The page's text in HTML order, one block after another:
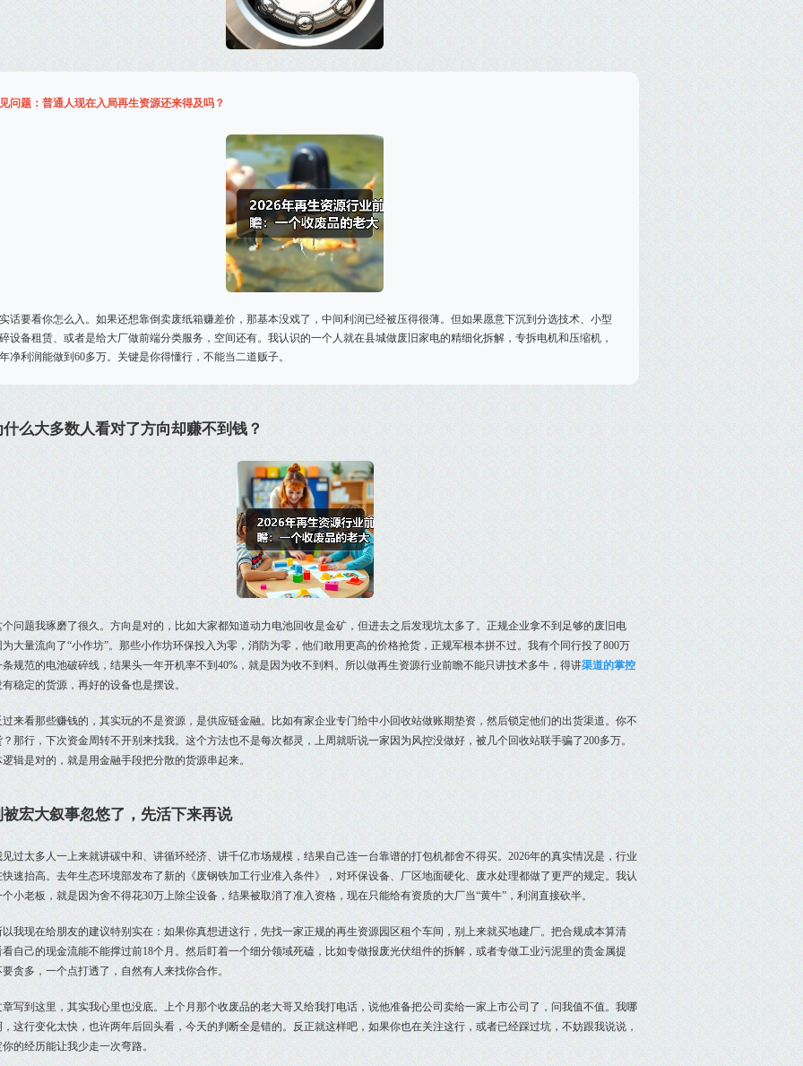
问题：普通人现在入局再生资源还来得及吗？
话要看你怎么入。如果还想靠倒卖废纸箱赚差价，那基本没戏了，中间利润已经被压得很薄。但如果愿意下沉到分选技术、小型
设备租赁、或者是给大厂做前端分类服务，空间还有。我认识的一个人就在县城做废旧家电的精细化拆解，专拆电机和压缩机，
净利润能做到60多万。关键是你得懂行，不能当二道贩子。
什么大多数人看对了方向却赚不到钱？
个问题我琢磨了很久。方向是对的，比如大家都知道动力电池回收是金矿，但进去之后发现坑太多了。正规企业拿不到足够的废旧电
为大量流向了“小作坊”。那些小作坊环保投入为零，消防为零，他们敢用更高的价格抢货，正规军根本拼不过。我有个同行投了800万
条规范的电池破碎线，结果头一年开机率不到40%，就是因为收不到料。所以做再生资源行业前瞻不能只讲技术多牛，得讲渠道的掌控
稳定的货源，再好的设备也是摆设。
过来看那些赚钱的，其实玩的不是资源，是供应链金融。比如有家企业专门给中小回收站做账期垫资，然后锁定他们的出货渠道。你不
那行，下次资金周转不开别来找我。这个方法也不是每次都灵，上周就听说一家因为风控没做好，被几个回收站联手骗了200多万。
辑是对的，就是用金融手段把分散的货源串起来。
被宏大叙事忽悠了，先活下来再说
见过太多人一上来就讲碳中和、讲循环经济、讲千亿市场规模，结果自己连一台靠谱的打包机都舍不得买。2026年的真实情况是，行业
快速抬高。去年生态环境部发布了新的《废钢铁加工行业准入条件》，对环保设备、厂区地面硬化、废水处理都做了更严的规定。我认
小老板，就是因为舍不得花30万上除尘设备，结果被取消了准入资格，现在只能给有资质的大厂当“黄牛”，利润直接砍半。
以我现在给朋友的建议特别实在：如果你真想进这行，先找一家正规的再生资源园区租个车间，别上来就买地建厂。把合规成本算清
看自己的现金流能不能撑过前18个月。然后盯着一个细分领域死磕，比如专做报废光伏组件的拆解，或者专做工业污泥里的贵金属提
贪多，一个点打透了，自然有人来找你合作。
章写到这里，其实我心里也没底。上个月那个收废品的老大哥又给我打电话，说他准备把公司卖给一家上市公司了，问我值不值。我哪
，这行变化太快，也许两年后回头看，今天的判断全是错的。反正就这样吧，如果你也在关注这行，或者已经踩过坑，不妨跟我说说，
的经历能让我少走一次弯路。